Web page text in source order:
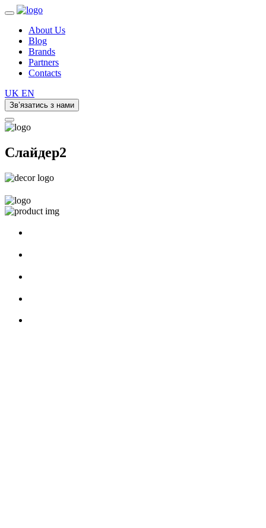
About Us
Blog
Brands
Partners
Contacts
UK EN
Зв’язатись з нами
Слайдер2